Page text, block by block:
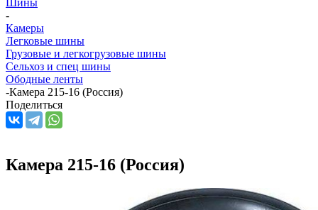
-
Камеры
Легковые шины
Грузовые и легкогрузовые шины
Сельхоз и спец шины
Ободные ленты
-Камера 215-16 (Россия)
Поделиться
Камера 215-16 (Россия)